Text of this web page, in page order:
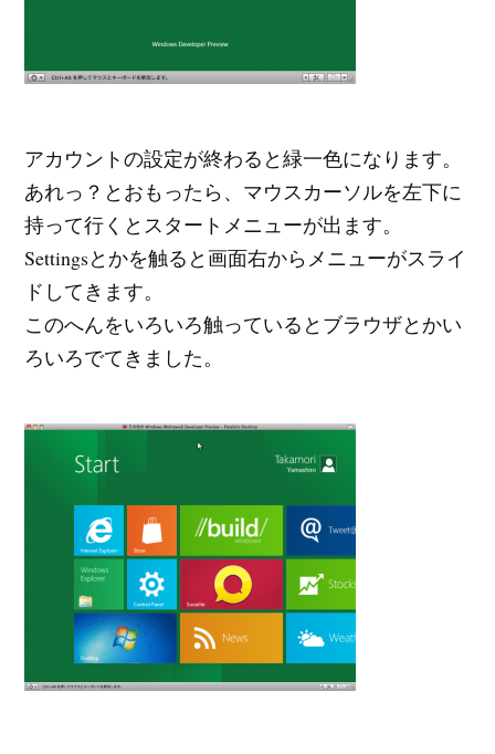
アカウントの設定が終わると緑一色になります。
あれっ？とおもったら、マウスカーソルを左下に
持って行くとスタートメニューが出ます。
Settingsとかを触ると画面右からメニューがスライ
ドしてきます。
このへんをいろいろ触っているとブラウザとかい
ろいろでてきました。